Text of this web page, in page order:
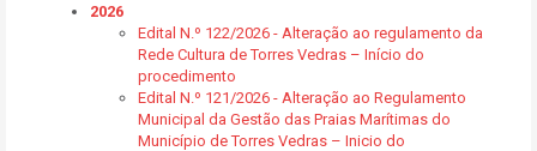
2026
Edital N.º 122/2026 - Alteração ao regulamento da
Rede Cultura de Torres Vedras – Início do
procedimento
Edital N.º 121/2026 - Alteração ao Regulamento
Municipal da Gestão das Praias Marítimas do
Município de Torres Vedras – Inicio do